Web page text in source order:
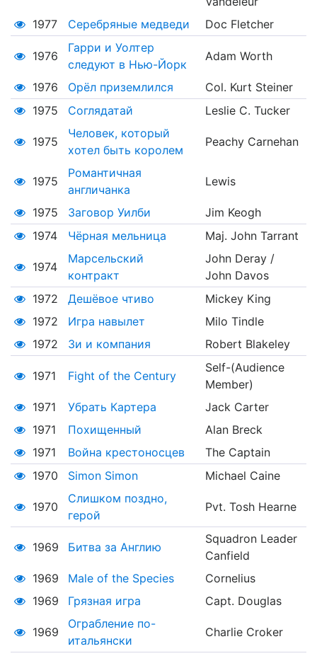
1977
Серебряные медведи Doc Fletcher
1976
Гарри и Уолтер
следуют в Нью-Йорк
Adam Worth
1976 Орёл приземлился
Col. Kurt Steiner
1975
Соглядатай Leslie C. Tucker
1975
Человек, который
хотел быть королем
Peachy Carnehan
1975
Романтичная
англичанка
Lewis
1975 Заговор Уилби
Jim Keogh
1974
Чёрная мельница Maj. John Tarrant
1974
Марсельский
контракт
John Deray /
John Davos
1972
Дешёвое чтиво
Mickey King
1972
Игра навылет
Milo Tindle
1972
Зи и компания Robert Blakeley
1971 Fight of the Century
Self-(Audience
Member)
1971
Убрать Картера
Jack Carter
1971
Похищенный
Alan Breck
1971
Война крестоносцев
The Captain
1970
Simon Simon Michael Caine
1970
Слишком поздно,
герой
Pvt. Tosh Hearne
1969 Битва за Англию
Squadron Leader
Canfield
1969
Male of the Species
Cornelius
1969
Грязная игра Capt. Douglas
1969
Ограбление по-
итальянски
Charlie Croker